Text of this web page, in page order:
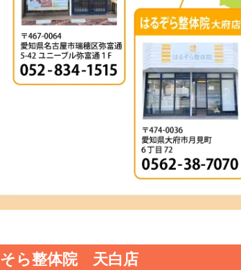
そら整体院 天白店